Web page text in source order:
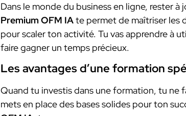
Dans le monde du business en ligne, rester à
Premium OFM IAte permet de maîtriser les
pour scaler ton activité. Tu vas apprendre à
faire gagner un temps précieux.
Les avantages d’une formation
Quand tu investis dans une formation, tu ne
mets en place des bases solides pour ton